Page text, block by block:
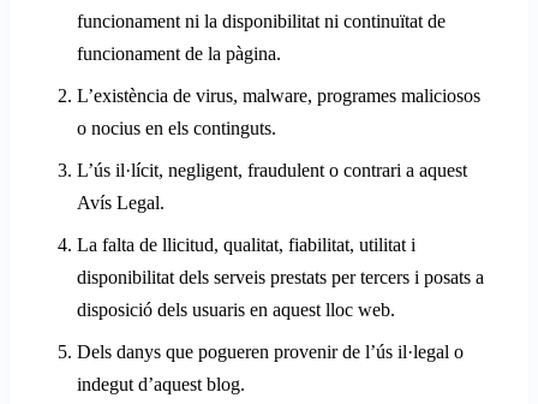
funcionament ni la disponibilitat ni continuïtat de
funcionament de la pàgina.
L’existència de virus, malware, programes maliciosos
o nocius en els continguts.
L’ús il·lícit, negligent, fraudulent o contrari a aquest
Avís Legal.
La falta de llicitud, qualitat, fiabilitat, utilitat i
disponibilitat dels serveis prestats per tercers i posats a
disposició dels usuaris en aquest lloc web.
Dels danys que pogueren provenir de l’ús il·legal o
indegut d’aquest blog.